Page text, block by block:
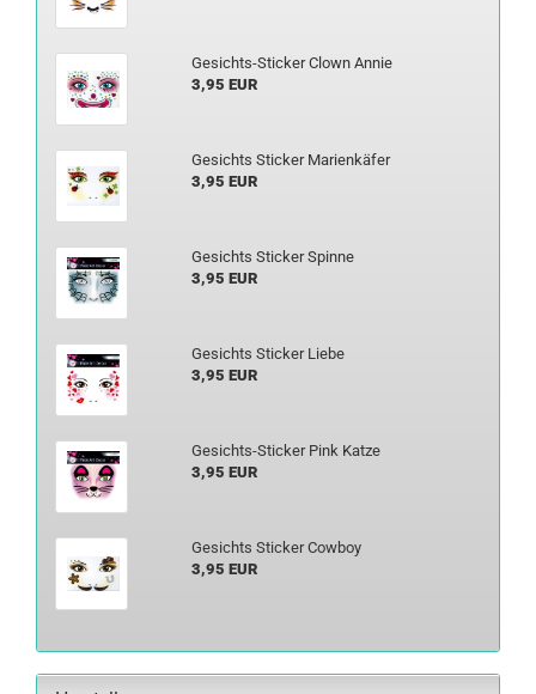
Gesichts-​Sticker Clown Annie
3,95 EUR
Ge­sichts Sti­cker Ma­ri­en­kä­fer
3,95 EUR
Ge­sichts Sti­cker Spin­ne
3,95 EUR
Ge­sichts Sti­cker Liebe
3,95 EUR
Gesichts-​Sticker Pink Katze
3,95 EUR
Ge­sichts Sti­cker Cow­boy
3,95 EUR